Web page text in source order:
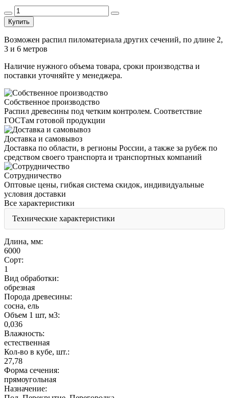
Купить
Возможен распил пиломатериала других сечений, по длине 2,
3 и 6 метров
Наличие нужного объема товара, сроки производства и
поставки уточняйте у менеджера.
Собственное производство
Распил древесины под четким контролем. Соответствие
ГОСТам готовой продукции
Доставка и самовывоз
Доставка по области, в регионы России, а также за рубеж по
средством своего транспорта и транспортных компаний
Сотрудничество
Оптовые цены, гибкая система скидок, индивидуальные
условия доставки
Все характеристики
Технические характеристики
Длина, мм:
6000
Сорт:
1
Вид обработки:
обрезная
Порода древесины:
сосна, ель
Объем 1 шт, м3:
0,036
Влажность:
естественная
Кол-во в кубе, шт.:
27,78
Форма сечения:
прямоугольная
Назначение: